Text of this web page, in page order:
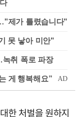
제가 틀렸습니다"
못 낳아 미안"
취 폭로 파장
한 처벌을 원하지